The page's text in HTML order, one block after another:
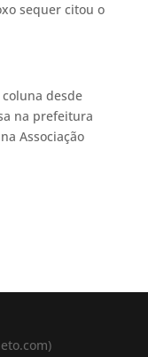
sequer citou o
desde
na prefeitura
Associação